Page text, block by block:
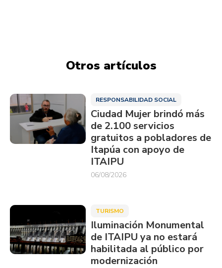
Otros artículos
RESPONSABILIDAD SOCIAL
Ciudad Mujer brindó más
de 2.100 servicios
gratuitos a pobladores de
Itapúa con apoyo de
ITAIPU
06/08/2026
TURISMO
Iluminación Monumental
de ITAIPU ya no estará
habilitada al público por
modernización